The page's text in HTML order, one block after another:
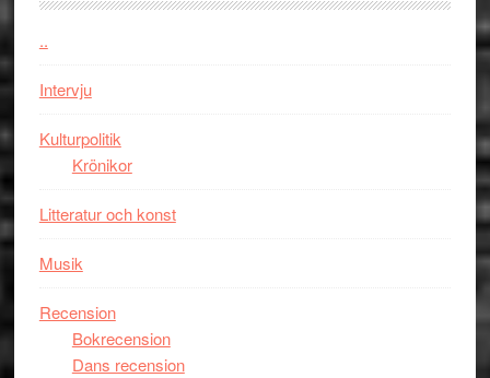
kan
..
Intervju
Kulturpolitik
Krönikor
Litteratur och konst
Musik
Recension
Bokrecension
Dans recension